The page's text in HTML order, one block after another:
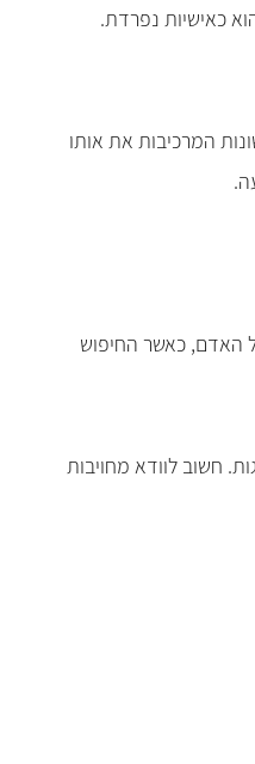
כאישיות נפרדת.
המרכיבות את אותו
האדם, כאשר החיפוש
חשוב לוודא מחויבות